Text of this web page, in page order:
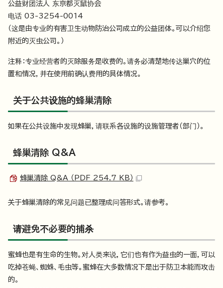
公益财团法人 东京都灭鼠协会
电话 03-3254-0014
（这是由专业的有害卫生动物防治公司成立的公益团体。可以介绍您
附近的灭虫公司。）
注释：专业经营者的灭除服务是收费的。请务必清楚地传达巢穴的位
置和情况，并在使用前确认费用的具体情况。
关于公共设施的蜂巢清除
如果在公共设施中发现蜂巢，请联系各设施的设施管理者（部门）。
蜂巢清除 Q&A
蜂巢清除 Q&A （PDF 254.7 KB）
关于蜂巢清除的常见问题已整理成问答形式。请参考。
请避免不必要的捕杀
蜜蜂也是有生命的生物。对人类来说，它们也有作为益虫的一面，可以
吃掉苍蝇、蜘蛛、毛虫等。蜜蜂在大多数情况下是出于防卫本能而攻击
的。